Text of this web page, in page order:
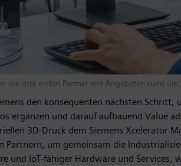
die drei ersten Partner mit Angeboten rund
den konsequenten nächsten
ergänzen und darauf aufbauend Value
3D-Druck dem Siemens Xcelerator
Partnern, um gemeinsam die
und IoT-fähiger Hardware und